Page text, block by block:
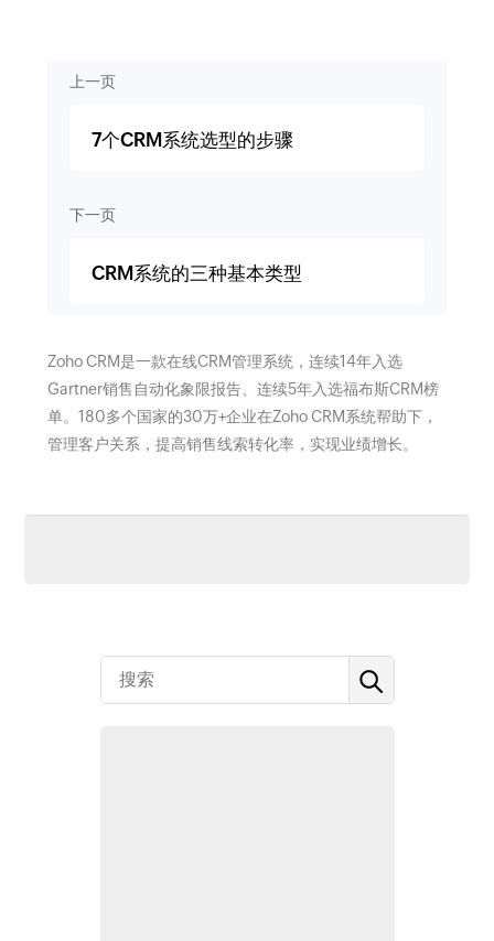
上一页
7个CRM系统选型的步骤
下一页
CRM系统的三种基本类型
Zoho CRM是一款在线CRM管理系统，连续14年入选
Gartner销售自动化象限报告、连续5年入选福布斯CRM榜
单。180多个国家的30万+企业在Zoho CRM系统帮助下，
管理客户关系，提高销售线索转化率，实现业绩增长。